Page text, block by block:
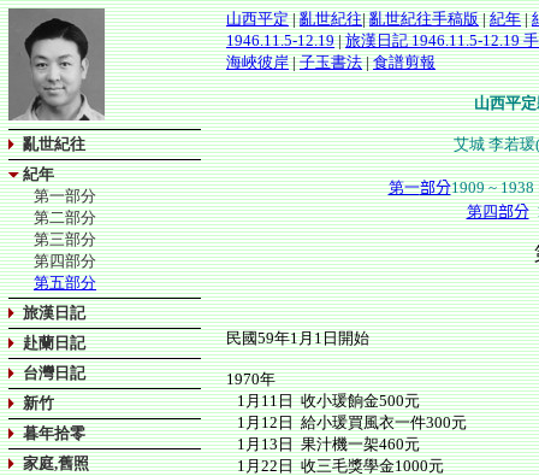
亂世紀往
紀年
第一部分
第二部分
第三部分
第四部分
第五部分
旅漢日記
赴蘭日記
台灣日記
新竹
暮年拾零
家庭,舊照
山西平定|亂世紀往|亂世紀往手稿版|紀年|
1946.11.5-12.19|旅漢日記 1946.11.5-12.19
海峽彼岸|子玉書法|食譜剪報
山西平
艾城 李若瑗
第一部分1909 ~ 1938
第四部分
民國59年1月1日開始
1970年
1月11日 收小瑗餉金500元
1月12日 給小瑗買風衣一件300元
1月13日 果汁機一架460元
1月22日 收三毛獎學金1000元